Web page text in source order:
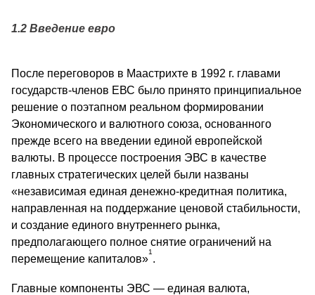
1.2 Введение евро
После переговоров в Маастрихте в 1992 г. главами
государств-членов ЕВС было принято принципиальное
решение о поэтапном реальном формировании
Экономического и валютного союза, основанного
прежде всего на введении единой европейской
валюты. В процес­се построения ЭВС в качестве
главных стратеги­ческих целей были названы
«независимая единая денежно-кредитная политика,
направленная на поддержание ценовой стабильности,
и создание единого внутреннего рынка,
предполагающего полное снятие ограничений на
перемещение ка­питалов»
1
.
Главные компоненты ЭВС — единая валюта,